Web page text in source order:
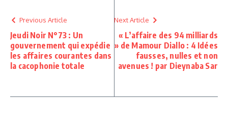
Previous Article
Jeudi Noir N°73 : Un
gouvernement qui expédie
les affaires courantes dans
la cacophonie totale
Next Article
« L’affaire des 94 milliards
» de Mamour Diallo : 4 Idées
fausses, nulles et non
avenues ! par Dieynaba Sar